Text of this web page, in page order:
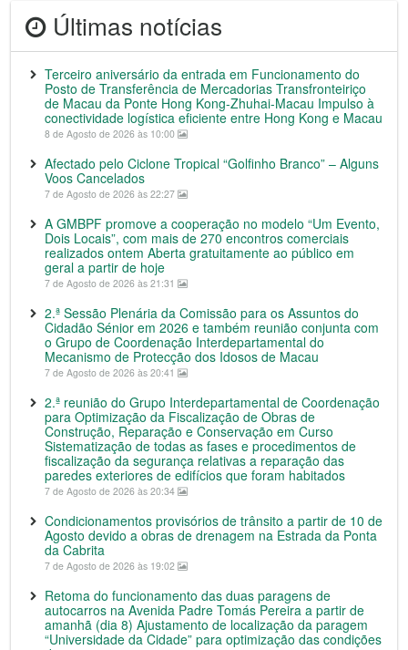
Últimas notícias
Terceiro aniversário da entrada em Funcionamento do
Posto de Transferência de Mercadorias Transfronteiriço
de Macau da Ponte Hong Kong-Zhuhai-Macau Impulso à
conectividade logística eficiente entre Hong Kong e Macau
8 de Agosto de 2026 às 10:00
Afectado pelo Ciclone Tropical “Golfinho Branco” – Alguns
Voos Cancelados
7 de Agosto de 2026 às 22:27
A GMBPF promove a cooperação no modelo “Um Evento,
Dois Locais”, com mais de 270 encontros comerciais
realizados ontem Aberta gratuitamente ao público em
geral a partir de hoje
7 de Agosto de 2026 às 21:31
2.ª Sessão Plenária da Comissão para os Assuntos do
Cidadão Sénior em 2026 e também reunião conjunta com
o Grupo de Coordenação Interdepartamental do
Mecanismo de Protecção dos Idosos de Macau
7 de Agosto de 2026 às 20:41
2.ª reunião do Grupo Interdepartamental de Coordenação
para Optimização da Fiscalização de Obras de
Construção, Reparação e Conservação em Curso
Sistematização de todas as fases e procedimentos de
fiscalização da segurança relativas a reparação das
paredes exteriores de edifícios que foram habitados
7 de Agosto de 2026 às 20:34
Condicionamentos provisórios de trânsito a partir de 10 de
Agosto devido a obras de drenagem na Estrada da Ponta
da Cabrita
7 de Agosto de 2026 às 19:02
Retoma do funcionamento das duas paragens de
autocarros na Avenida Padre Tomás Pereira a partir de
amanhã (dia 8) Ajustamento de localização da paragem
“Universidade da Cidade” para optimização das condições